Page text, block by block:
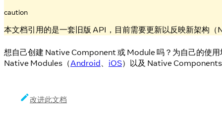
caution
本文档引用的是一套旧版 API，目前需要更新以反映新架构
想自己创建 Native Component 或 Module 吗？为自己的使
Native Modules（Android、 iOS）以及 Native
改进此文档